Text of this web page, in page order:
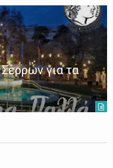
για τα